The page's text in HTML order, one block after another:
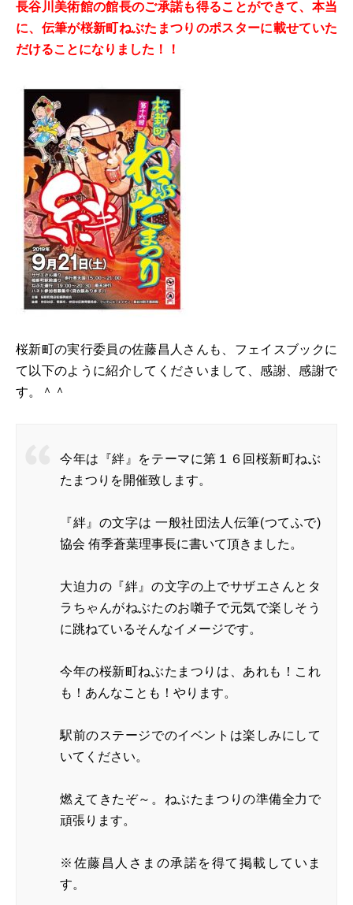
長谷川美術館の館長のご承諾も得ることができて、本当
に、伝筆が桜新町ねぶたまつりのポスターに載せていた
だけることになりました！！
桜新町の実行委員の佐藤昌人さんも、フェイスブックに
て以下のように紹介してくださいまして、感謝、感謝で
す。＾＾
今年は『絆』をテーマに第１６回桜新町ねぶ
たまつりを開催致します。
『絆』の文字は 一般社団法人伝筆(つてふで)
協会 侑季蒼葉理事長に書いて頂きました。
大迫力の『絆』の文字の上でサザエさんとタ
ラちゃんがねぶたのお囃子で元気で楽しそう
に跳ねているそんなイメージです。
今年の桜新町ねぶたまつりは、あれも！これ
も！あんなことも！やります。
駅前のステージでのイベントは楽しみにして
いてください。
燃えてきたぞ～。ねぶたまつりの準備全力で
頑張ります。
※佐藤昌人さまの承諾を得て掲載していま
す。